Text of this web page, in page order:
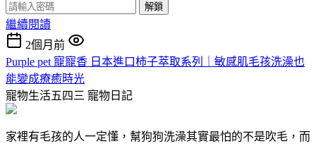
解鎖
繼續閱讀
2個月前
Purple pet 寵寵香 日本進口柿子萃取系列｜敏感肌毛孩洗澡也
能變成療癒時光
寵物生活五四三 寵物日記
家裡有毛孩的人一定懂，幫狗狗洗澡其實最怕的不是吹毛，而